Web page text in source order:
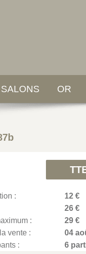
SALONS OR
:
12 €
26 €
:
29 €
vente :
04
:
6